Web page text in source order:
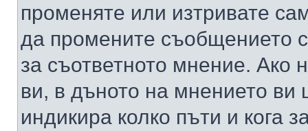
променяте или изтривате
да промените съобщението
за съответното мнение. Ако
ви, в дъното на мнението ви
индикира колко пъти и кога